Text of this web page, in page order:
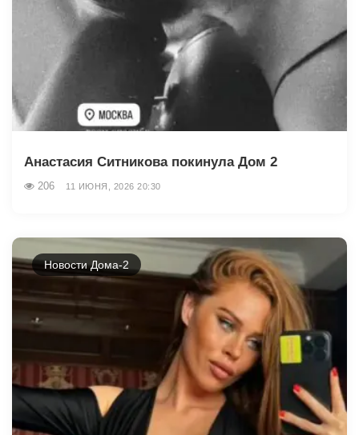
Анастасия Ситникова покинула Дом 2
206 11 ИЮНЯ, 2026 20:30
Новости Дома-2